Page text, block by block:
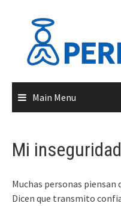
Main Menu
Mi
Muchas personas piensan
Dicen que transmito